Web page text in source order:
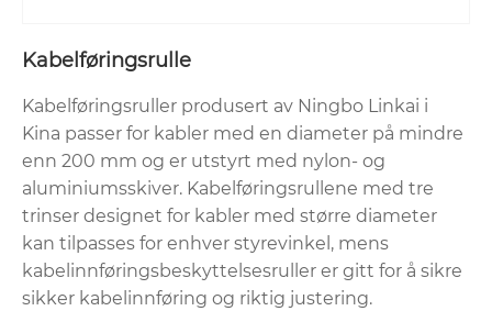
Kabelføringsrulle
Kabelføringsruller produsert av Ningbo Linkai i
Kina passer for kabler med en diameter på mindre
enn 200 mm og er utstyrt med nylon- og
aluminiumsskiver. Kabelføringsrullene med tre
trinser designet for kabler med større diameter
kan tilpasses for enhver styrevinkel, mens
kabelinnføringsbeskyttelsesruller er gitt for å sikre
sikker kabelinnføring og riktig justering.